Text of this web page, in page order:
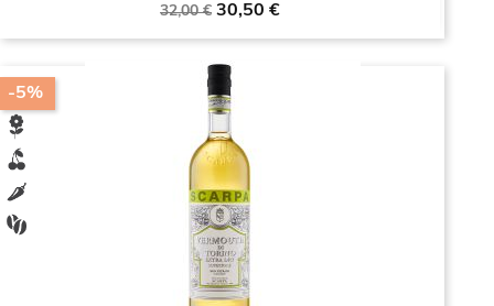
Prezzo
32,00 € Prezzo
30,50 €
-5%